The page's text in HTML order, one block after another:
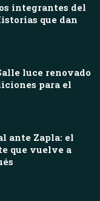
integrantes del
que dan
luce renovado
para el
ante Zapla: el
que vuelve a